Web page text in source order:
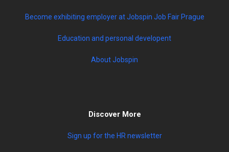
Become exhibiting employer at Jobspin Job Fair Prague
Education and personal developent
About Jobspin
Discover More
Sign up for the HR newsletter